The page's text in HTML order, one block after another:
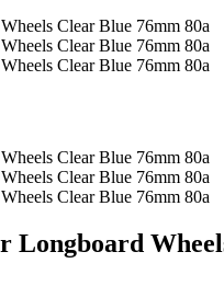
Longboard